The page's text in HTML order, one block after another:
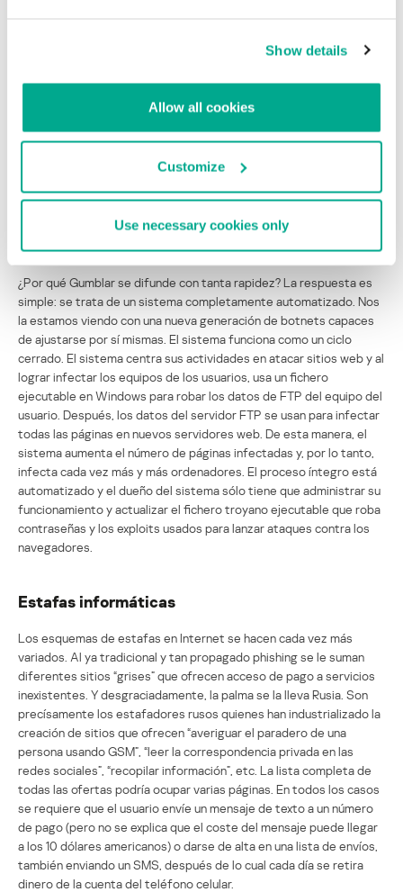
Show details
Allow all cookies
Customize
Use necessary cookies only
Gumblar recibió su nombre del sitio malicioso al que se remitía a
Estos ataques se convirtieron en una brillante ilustración de las
tecnologíasMalware, que habíamos mencionado a principios de
En otoño, los delincuentes ponían en los sitios adulterados enlaces
que ya no conducían a los sitios maliciosos, sino que dirigían a otros
recursos legítimos infectados, algo que dificultó en gran manera la
lucha contra la epidemia de Gumblar.
¿Por qué Gumblar se difunde con tanta rapidez? La respuesta es
simple: se trata de un sistema completamente automatizado. Nos
la estamos viendo con una nueva generación de botnets capaces
de ajustarse por sí mismas. El sistema funciona como un ciclo
cerrado. El sistema centra sus actividades en atacar sitios web y al
lograr infectar los equipos de los usuarios, usa un fichero
ejecutable en Windows para robar los datos de FTP del equipo del
usuario. Después, los datos del servidor FTP se usan para infectar
todas las páginas en nuevos servidores web. De esta manera, el
sistema aumenta el número de páginas infectadas y, por lo tanto,
infecta cada vez más y más ordenadores. El proceso íntegro está
automatizado y el dueño del sistema sólo tiene que administrar su
funcionamiento y actualizar el fichero troyano ejecutable que roba
contraseñas y los exploits usados para lanzar ataques contra los
navegadores.
Estafas informáticas
Los esquemas de estafas en Internet se hacen cada vez más
variados. Al ya tradicional y tan propagado phishing se le suman
diferentes sitios “grises” que ofrecen acceso de pago a servicios
inexistentes. Y desgraciadamente, la palma se la lleva Rusia. Son
precísamente los estafadores rusos quienes han industrializado la
creación de sitios que ofrecen “averiguar el paradero de una
persona usando GSM”, “leer la correspondencia privada en las
redes sociales”, “recopilar información”, etc. La lista completa de
todas las ofertas podría ocupar varias páginas. En todos los casos
se requiere que el usuario envíe un mensaje de texto a un número
de pago (pero no se explica que el coste del mensaje puede llegar
a los 10 dólares americanos) o darse de alta en una lista de envíos,
también enviando un SMS, después de lo cual cada día se retira
dinero de la cuenta del teléfono celular.